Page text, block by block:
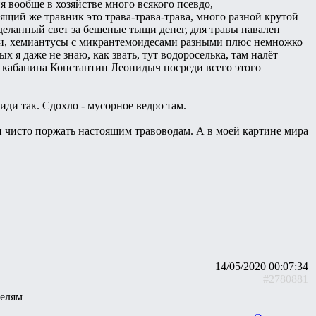
в хозяйстве много всякого псевдо,
же травник это трава-трава-трава, много разной крутой
свет за бешеные тыщи денег, для травы навален
хемиантусы с микрантемоидесами разными плюс немножко
даже не знаю, как звать, тут водороселька, там налёт
Константин Леонидыч посреди всего этого
так. Сдохло - мусорное ведро там.
поржать настоящим травоводам. А в моей картине мира
14/05/2020 00:07:34
#2780881